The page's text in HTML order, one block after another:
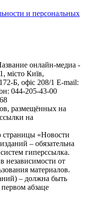
и персональных
онлайн-медиа -
місто Київ,
Б, офіс 208/1 E-mail:
044-205-43-00
размещённых на
на
страницы «Новости
– обязательна
гиперссылка.
независимости от
материалов.
– должна быть
абзаце